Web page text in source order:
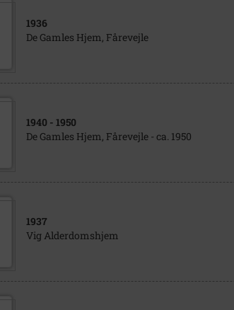
1936
De Gamles Hjem, Fårevejle
1940 - 1950
De Gamles Hjem, Fårevejle - ca. 1950
1937
Vig Alderdomshjem